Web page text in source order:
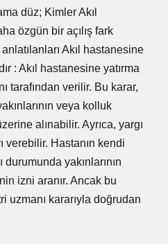
düz; Kimler Akıl
özgün bir açılış fark
Akıl hastanesine
: Akıl hastanesine yatırma
tarafından verilir. Bu karar,
veya kolluk
alınabilir. Ayrıca, yargı
verebilir. Hastanın kendi
yakınlarının
izni aranır. Ancak bu
uzmanı kararıyla doğrudan